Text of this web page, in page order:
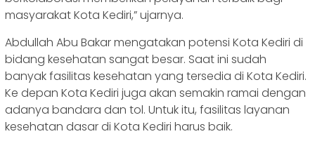
masyarakat Kota Kediri,” ujarnya.
Abdullah Abu Bakar mengatakan potensi Kota Kediri di
bidang kesehatan sangat besar. Saat ini sudah
banyak fasilitas kesehatan yang tersedia di Kota Kediri.
Ke depan Kota Kediri juga akan semakin ramai dengan
adanya bandara dan tol. Untuk itu, fasilitas layanan
kesehatan dasar di Kota Kediri harus baik.